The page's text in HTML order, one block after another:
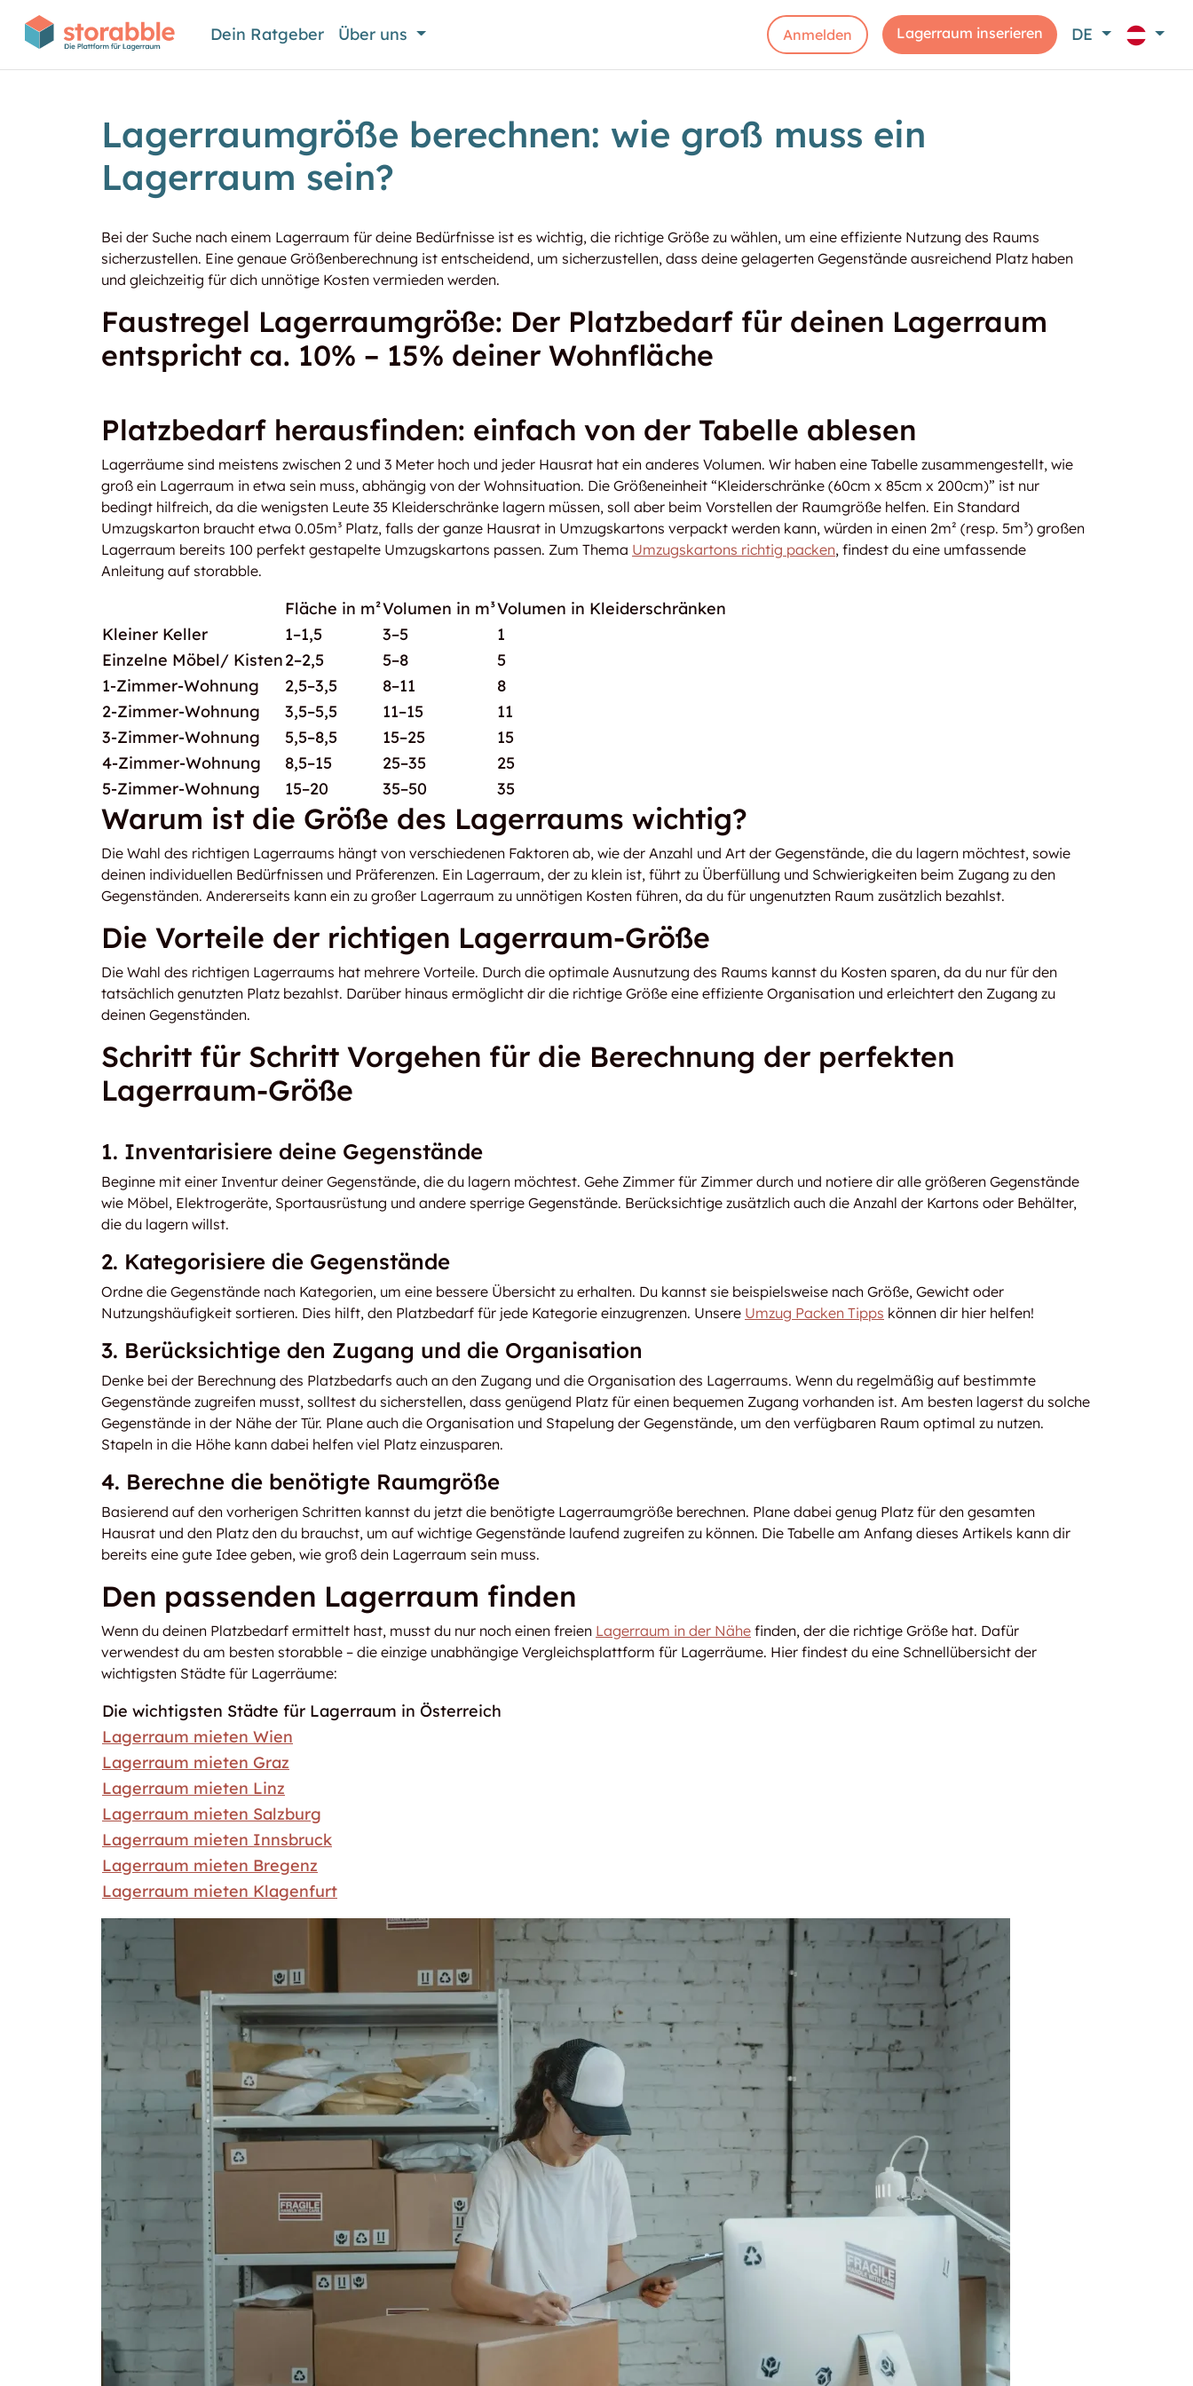
Dein Ratgeber Über uns Anmelden Lagerraum inserieren DE
Lagerraumgröße berechnen: wie groß muss ein
Lagerraum sein?
Bei der Suche nach einem Lagerraum für deine Bedürfnisse ist es wichtig, die richtige Größe zu wählen, um eine effiziente Nutzung des Raums
sicherzustellen. Eine genaue Größenberechnung ist entscheidend, um sicherzustellen, dass deine gelagerten Gegenstände ausreichend Platz haben
und gleichzeitig für dich unnötige Kosten vermieden werden.
Faustregel Lagerraumgröße: Der Platzbedarf für deinen Lagerraum
entspricht ca. 10% – 15% deiner Wohnfläche
Platzbedarf herausfinden: einfach von der Tabelle ablesen
Lagerräume sind meistens zwischen 2 und 3 Meter hoch und jeder Hausrat hat ein anderes Volumen. Wir haben eine Tabelle zusammengestellt, wie
groß ein Lagerraum in etwa sein muss, abhängig von der Wohnsituation. Die Größeneinheit “Kleiderschränke (60cm x 85cm x 200cm)” ist nur
bedingt hilfreich, da die wenigsten Leute 35 Kleiderschränke lagern müssen, soll aber beim Vorstellen der Raumgröße helfen. Ein Standard
Umzugskarton braucht etwa 0.05m³ Platz, falls der ganze Hausrat in Umzugskartons verpackt werden kann, würden in einen 2m² (resp. 5m³) großen
Lagerraum bereits 100 perfekt gestapelte Umzugskartons passen. Zum Thema Umzugskartons richtig packen, findest du eine umfassende
Anleitung auf storabble.
Fläche in m²Volumen in m³Volumen in Kleiderschränken
Kleiner Keller
1–1,5 3–5
1
Einzelne Möbel/ Kisten2–2,5 5–8
5
1-Zimmer-Wohnung
2,5–3,5 8–11
8
2-Zimmer-Wohnung
3,5–5,5 11–15
11
3-Zimmer-Wohnung
5,5–8,5 15–25
15
4-Zimmer-Wohnung
8,5–15 25–35
25
5-Zimmer-Wohnung
15–20 35–50 35
Warum ist die Größe des Lagerraums wichtig?
Die Wahl des richtigen Lagerraums hängt von verschiedenen Faktoren ab, wie der Anzahl und Art der Gegenstände, die du lagern möchtest, sowie
deinen individuellen Bedürfnissen und Präferenzen. Ein Lagerraum, der zu klein ist, führt zu Überfüllung und Schwierigkeiten beim Zugang zu den
Gegenständen. Andererseits kann ein zu großer Lagerraum zu unnötigen Kosten führen, da du für ungenutzten Raum zusätzlich bezahlst.
Die Vorteile der richtigen Lagerraum-Größe
Die Wahl des richtigen Lagerraums hat mehrere Vorteile. Durch die optimale Ausnutzung des Raums kannst du Kosten sparen, da du nur für den
tatsächlich genutzten Platz bezahlst. Darüber hinaus ermöglicht dir die richtige Größe eine effiziente Organisation und erleichtert den Zugang zu
deinen Gegenständen.
Schritt für Schritt Vorgehen für die Berechnung der perfekten
Lagerraum-Größe
1. Inventarisiere deine Gegenstände
Beginne mit einer Inventur deiner Gegenstände, die du lagern möchtest. Gehe Zimmer für Zimmer durch und notiere dir alle größeren Gegenstände
wie Möbel, Elektrogeräte, Sportausrüstung und andere sperrige Gegenstände. Berücksichtige zusätzlich auch die Anzahl der Kartons oder Behälter,
die du lagern willst.
2. Kategorisiere die Gegenstände
Ordne die Gegenstände nach Kategorien, um eine bessere Übersicht zu erhalten. Du kannst sie beispielsweise nach Größe, Gewicht oder
Nutzungshäufigkeit sortieren. Dies hilft, den Platzbedarf für jede Kategorie einzugrenzen. Unsere Umzug Packen Tipps können dir hier helfen!
3. Berücksichtige den Zugang und die Organisation
Denke bei der Berechnung des Platzbedarfs auch an den Zugang und die Organisation des Lagerraums. Wenn du regelmäßig auf bestimmte
Gegenstände zugreifen musst, solltest du sicherstellen, dass genügend Platz für einen bequemen Zugang vorhanden ist. Am besten lagerst du solche
Gegenstände in der Nähe der Tür. Plane auch die Organisation und Stapelung der Gegenstände, um den verfügbaren Raum optimal zu nutzen.
Stapeln in die Höhe kann dabei helfen viel Platz einzusparen.
4. Berechne die benötigte Raumgröße
Basierend auf den vorherigen Schritten kannst du jetzt die benötigte Lagerraumgröße berechnen. Plane dabei genug Platz für den gesamten
Hausrat und den Platz den du brauchst, um auf wichtige Gegenstände laufend zugreifen zu können. Die Tabelle am Anfang dieses Artikels kann dir
bereits eine gute Idee geben, wie groß dein Lagerraum sein muss.
Den passenden Lagerraum finden
Wenn du deinen Platzbedarf ermittelt hast, musst du nur noch einen freien Lagerraum in der Nähe finden, der die richtige Größe hat. Dafür
verwendest du am besten storabble – die einzige unabhängige Vergleichsplattform für Lagerräume. Hier findest du eine Schnellübersicht der
wichtigsten Städte für Lagerräume:
Die wichtigsten Städte für Lagerraum in Österreich
Lagerraum mieten Wien
Lagerraum mieten Graz
Lagerraum mieten Linz
Lagerraum mieten Salzburg
Lagerraum mieten Innsbruck
Lagerraum mieten Bregenz
Lagerraum mieten Klagenfurt